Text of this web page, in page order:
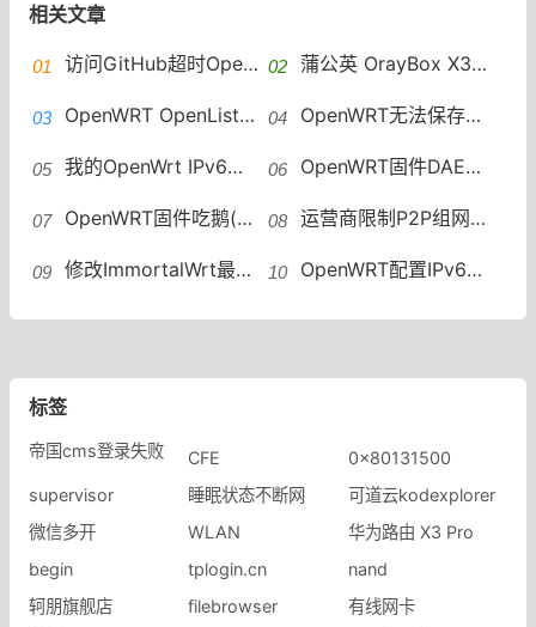
相关文章
访问GitHub超时OpenWRT设置加速访问 GitHub host自动更新 蒲公英 OrayBox X3A 解锁ssh 安装OpenWRT VirtualHere实现USB共享
OpenWRT OpenList安装教程OpenList安装 OpenWRT无法保存修改配置mounting fs with errors, running e2fsck is recommended
我的OpenWrt IPv6折腾记OpenWrt如何配置IPv6地址段 OpenWRT固件DAE（鹅）插件一键安装脚本
OpenWRT固件吃鹅(DAE) 个人配置分享 运营商限制P2P组网怎么办？OpenWRT远程组网绕过限速
修改ImmortalWrt最大连接数方法OpenWRT修改最大连接数 OpenWRT配置IPv6中继WAN6接口没有DHCP OpenWRT IPv6中继
标签
帝国cms登录失败 CFE
0x80131500
supervisor
睡眠状态不断网
可道云kodexplorer
微信多开
WLAN
华为路由 X3 Pro
begin
tplogin.cn
nand
轲朋旗舰店
filebrowser
有线网卡